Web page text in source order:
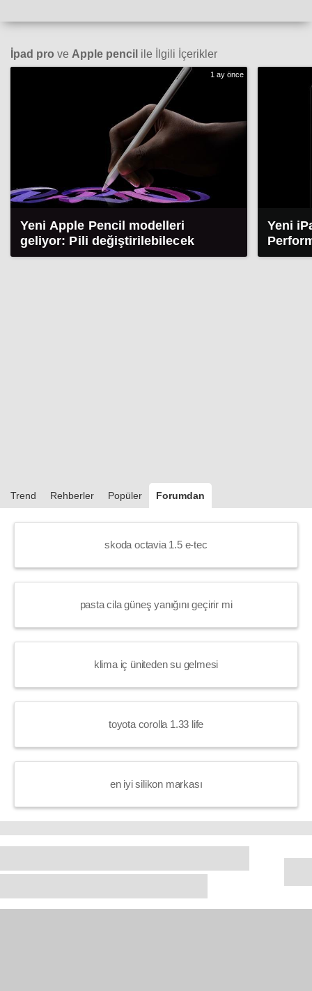
İpad pro ve Apple pencil ile İlgili İçerikler
1 ay önce
Yeni Apple Pencil modelleri
geliyor: Pili değiştirilebilecek
Yeni
Trend Rehberler Popüler Forumdan
skoda octavia 1.5 e-tec
pasta cila güneş yanığını geçirir mi
klima iç üniteden su gelmesi
toyota corolla 1.33 life
en iyi silikon markası